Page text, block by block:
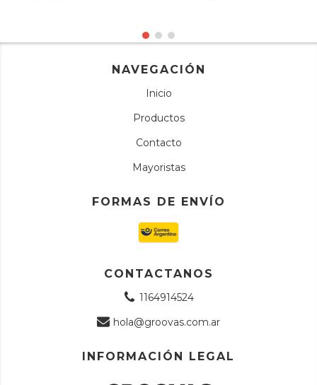
NAVEGACIÓN
Inicio
Productos
Contacto
Mayoristas
FORMAS DE ENVÍO
CONTACTANOS
1164914524
hola@groovas.com.ar
INFORMACIÓN LEGAL